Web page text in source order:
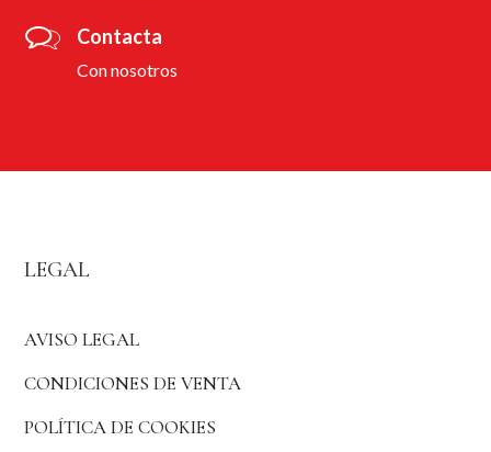
Contacta
Con nosotros
LEGAL
AVISO LEGAL
CONDICIONES DE VENTA
POLÍTICA DE COOKIES